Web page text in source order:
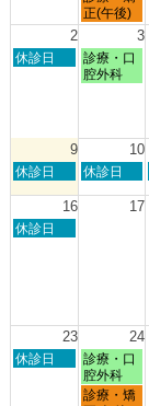
26th
月
27th
曜
日,
月
27th
正(午後)
2 3
日
2nd
休診日
月
曜
3rd
診療・口
腔外科
9 10
日
8
月
休診日
月
休診日
16 17
日
2026
休診日
23 24
日
休診日
月
曜
日,
診療・口
腔外科
月
診療・矯